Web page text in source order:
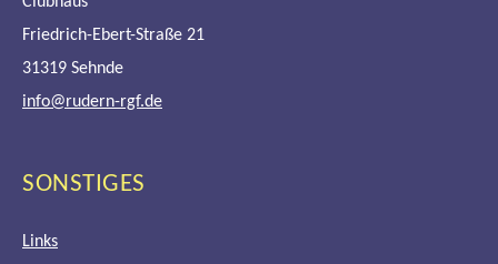
Friedrich-Ebert-Straße 21
31319 Sehnde
info@rudern-rgf.de
SONSTIGES
Links